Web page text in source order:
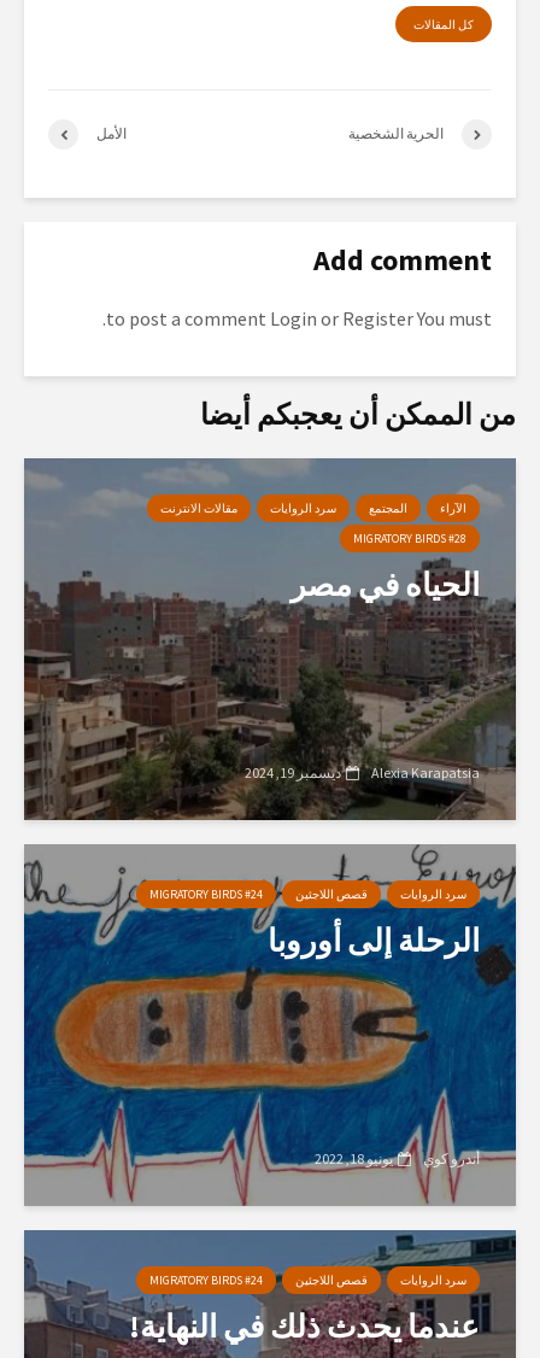
كل المقالات
الأمل الحرية الشخصية
Add comment
You must
Register
Login
من الممكن أن يعجبكم أيضا
الآراء المجتمع سرد الروايات
مقالات الانترنت
MIGRATORY BIRDS #28
الحياه في مصر
Alexia Karapatsia ديسمبر 19, 2024
سرد الروايات قصص اللاجئين MIGRATORY BIRDS #24
الرحلة إلى أوروبا
أندرو كوي يونيو 18, 2022
سرد الروايات قصص اللاجئين MIGRATORY BIRDS #24
عندما يحدث ذلك في النهاية!